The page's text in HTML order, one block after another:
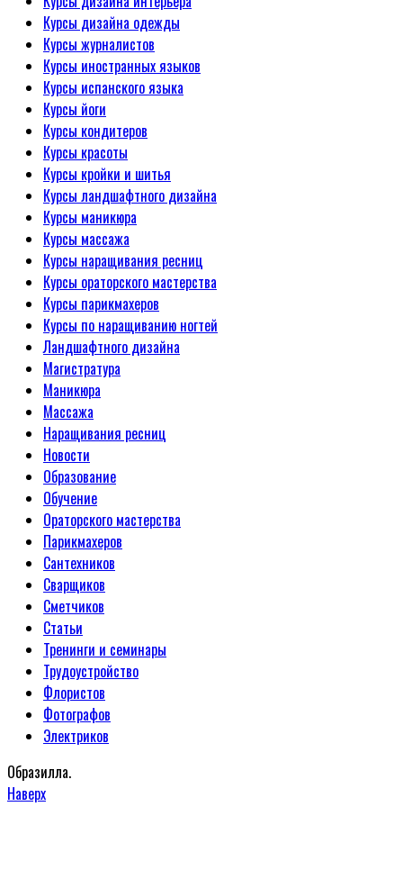
Курсы дизайна одежды
Курсы журналистов
Курсы иностранных языков
Курсы испанского языка
Курсы йоги
Курсы кондитеров
Курсы красоты
Курсы кройки и шитья
Курсы ландшафтного дизайна
Курсы маникюра
Курсы массажа
Курсы наращивания ресниц
Курсы ораторского мастерства
Курсы парикмахеров
Курсы по наращиванию ногтей
Ландшафтного дизайна
Магистратура
Маникюра
Массажа
Наращивания ресниц
Новости
Образование
Обучение
Ораторского мастерства
Парикмахеров
Сантехников
Сварщиков
Сметчиков
Статьи
Тренинги и семинары
Трудоустройство
Флористов
Фотографов
Электриков
Образилла.
Наверх